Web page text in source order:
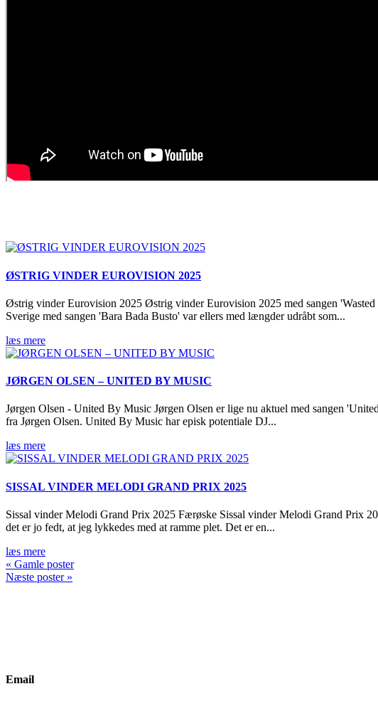
ØSTRIG VINDER EUROVISION 2025
Østrig vinder Eurovision 2025 Østrig vinder Eurovision 2025 med sangen
Sverige med sangen 'Bara Bada Busto' var ellers med længder udråbt som...
læs mere
JØRGEN OLSEN – UNITED BY MUSIC
Jørgen Olsen - United By Music Jørgen Olsen er lige nu aktuel med sangen
fra Jørgen Olsen. United By Music har episk potentiale DJ...
læs mere
SISSAL VINDER MELODI GRAND PRIX 2025
Sissal vinder Melodi Grand Prix 2025 Færøske Sissal vinder Melodi Grand Prix
det er jo fedt, at jeg lykkedes med at ramme plet. Det er en...
læs mere
« Gamle poster
Næste poster »
Email